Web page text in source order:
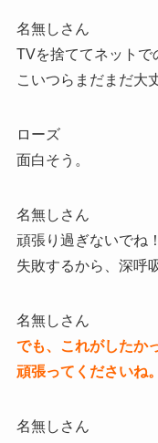
名無しさん
TVを捨ててネットで
こいつらまだまだ大
ローズ
面白そう。
名無しさん
頑張り過ぎないでね
失敗するから、深呼
名無しさん
でも、これがしたか
頑張ってくださいね。
名無しさん